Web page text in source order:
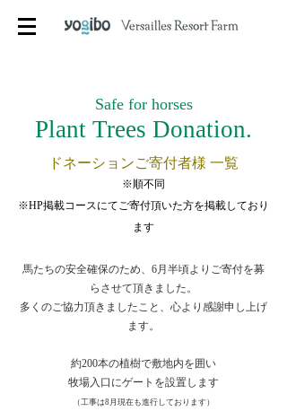
Safe for horses
Plant Trees Donation.
ドネーションご寄付者様 一覧
※順不同
​※HP掲載コースにてご寄付頂いた方を掲載しており
ます
馬たちの安全確保のため、6月半頃よりご寄付を募
らさせて頂きました。
多くのご協力頂きましたこと、心より感謝申し上げ
ます。
約200本の植樹で敷地内を囲い
牧場入口にゲートを設置します
（工事は8月現在も進行しております）